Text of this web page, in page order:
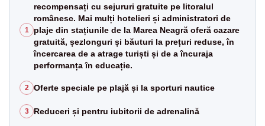
1
recompensați cu sejururi gratuite pe litoralul
românesc. Mai mulți hotelieri și administratori de
plaje din stațiunile de la Marea Neagră oferă cazare
gratuită, șezlonguri și băuturi la prețuri reduse, în
încercarea de a atrage turiști și de a încuraja
performanța în educație.
2 Oferte speciale pe plajă și la sporturi nautice
3 Reduceri și pentru iubitorii de adrenalină